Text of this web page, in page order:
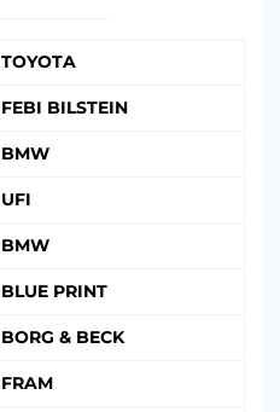
TOYOTA
FEBI BILSTEIN
BMW
UFI
BMW
BLUE PRINT
BORG & BECK
FRAM